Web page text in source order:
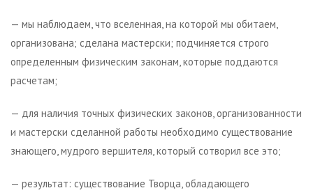
— мы наблюдаем, что вселенная, на которой мы обитаем,
организована; сделана мастерски; подчиняется строго
определенным физическим законам, которые поддаются
расчетам;
— для наличия точных физических законов, организованности
и мастерски сделанной работы необходимо существование
знающего, мудрого вершителя, который сотворил все это;
— результат: существование Творца, обладающего